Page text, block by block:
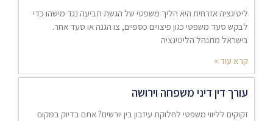
ליטיגציה אזרחית היא הליך משפטי של הגשת תביעה נגד מישהו כדי
לבקש סעד משפטי כגון פיצויים כספיים, צו הגנה או סעד אחר.
בישראל מתנהל הליטיגציה
קרא עוד »
עורך דין דיני משפחה וירושה
זקוקים לליווי משפטי לחלוקת עיזבון בין יורשים? אתם בדיוק במקום